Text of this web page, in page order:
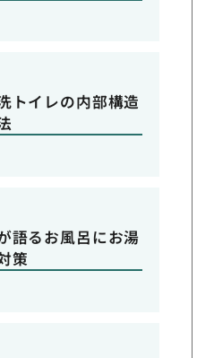
トイレの内部構造
語るお風呂にお湯
策